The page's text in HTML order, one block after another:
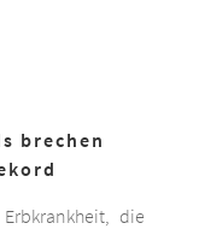
brechen
die